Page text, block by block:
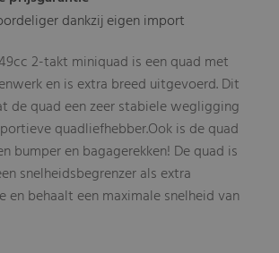
dankzij eigen import
2-takt miniquad is een quad met
en is extra breed uitgevoerd. Dit
de quad een zeer stabiele wegligging
quadliefhebber.Ook is de quad
bumper en bagagerekken! De quad is
snelheidsbegrenzer als extra
en behaalt een maximale snelheid van